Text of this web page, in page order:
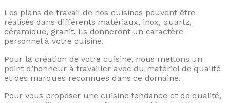
Les plans de travail de nos cuisines peuvent être
réalisés dans différents matériaux, inox, quartz,
céramique, granit. Ils donneront un caractère
personnel à votre cuisine.
Pour la création de votre cuisine, nous mettons un
point d’honneur à travailler avec du matériel de qualité
et des marques reconnues dans ce domaine.
Pour vous proposer une cuisine tendance et de qualité,